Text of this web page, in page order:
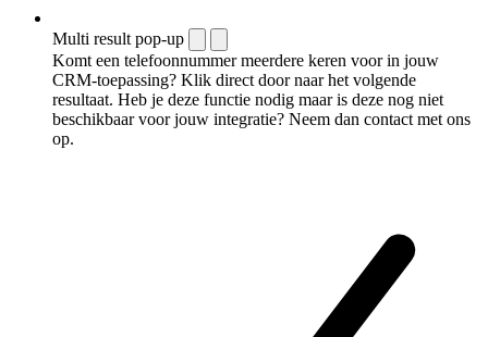
Multi result pop-up
Komt een telefoonnummer meerdere keren voor in jouw
CRM-toepassing? Klik direct door naar het volgende
resultaat. Heb je deze functie nodig maar is deze nog niet
beschikbaar voor jouw integratie? Neem dan contact met ons
op.